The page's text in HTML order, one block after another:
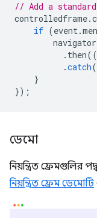
// Add a
controlledframe.
if (event.
navigator
. then
.catch(
}
});
ডেমো
নিয়ন্ত্রিত ফ্রেমগুলির
নিয়ন্ত্রিত ফ্রেম ডেমোটি